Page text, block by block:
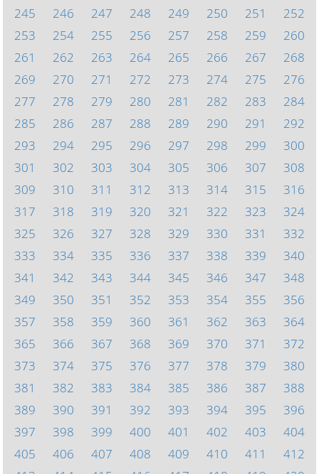
245
246 247 248 249 250 251
252
253
254 255 256 257 258 259
260
261
262 263 264 265 266 267
268
269
270 271 272 273 274 275
276
277
278 279 280 281 282 283
284
285
286 287 288 289 290 291
292
293
294 295 296 297 298 299
300
301
302 303 304 305 306 307
308
309
310 311 312 313 314 315
316
317
318 319 320 321 322 323
324
325
326 327 328 329 330 331
332
333
334 335 336 337 338 339
340
341
342 343 344 345 346 347
348
349
350 351 352 353 354 355
356
357
358 359 360 361 362 363
364
365
366 367 368 369 370 371
372
373
374 375 376 377 378 379
380
381
382 383 384 385 386 387
388
389
390 391 392 393 394 395
396
397
398 399 400 401 402 403
404
405
406 407 408 409 410 411
412